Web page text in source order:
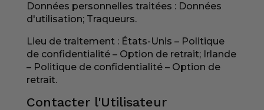
Données personnelles traitées : Données
d'utilisation; Traqueurs.
Lieu de traitement : États-Unis – Politique
de confidentialité– Option de retrait; Irlande
– Politique de confidentialité– Option de
retrait.
Contacter l'Utilisateur